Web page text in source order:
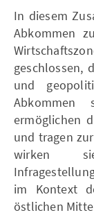
In diesem
Abkommen
geschlossen,
und
Abkommen
ermöglichen
und tragen
wirken
im Kontext
östlichen